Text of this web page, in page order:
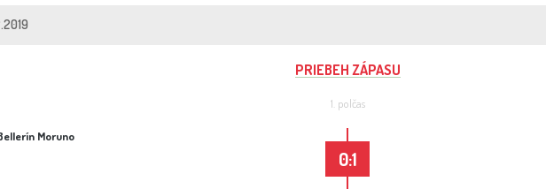
PRIEBEH ZÁPASU
1. polčas
0:1
Moruno